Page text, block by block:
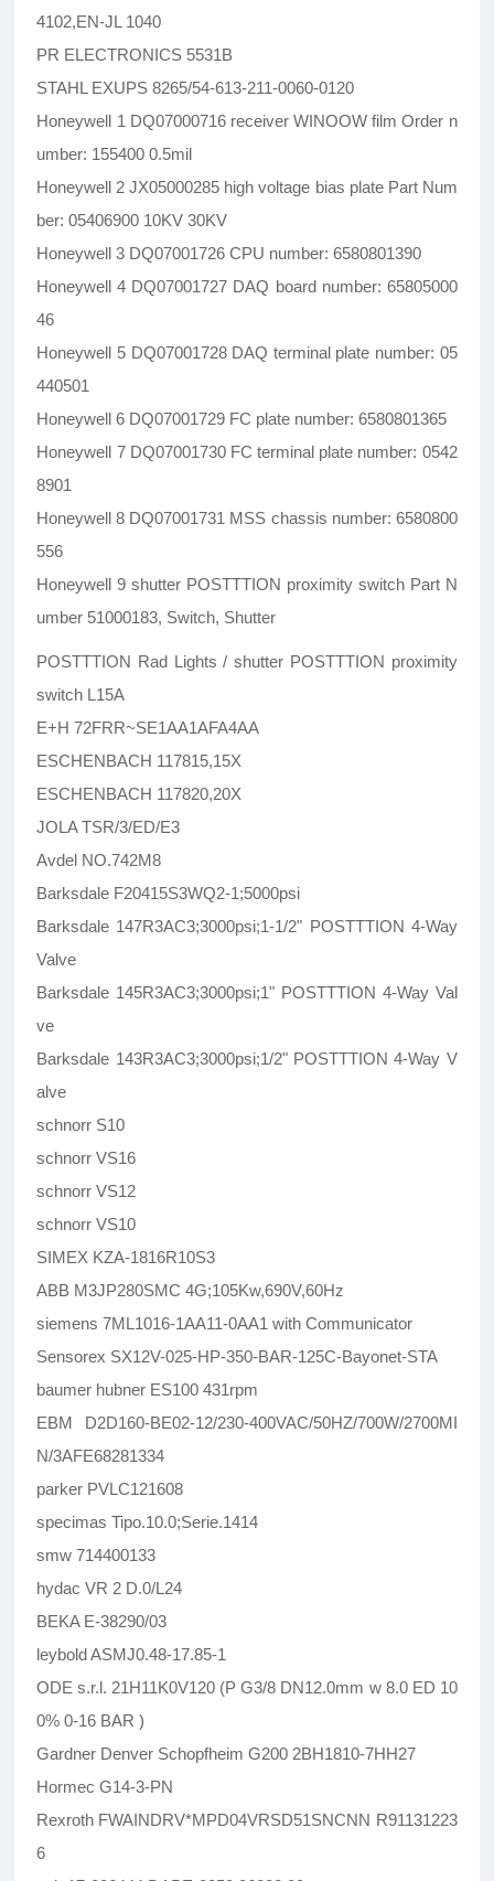
4102,EN-JL 1040
PR ELECTRONICS 5531B
STAHL EXUPS 8265/54-613-211-0060-0120
Honeywell 1 DQ07000716 receiver WINOOW film Order n
umber: 155400 0.5mil
Honeywell 2 JX05000285 high voltage bias plate Part Num
ber: 05406900 10KV 30KV
Honeywell 3 DQ07001726 CPU number: 6580801390
Honeywell 4 DQ07001727 DAQ board number: 65805000
46
Honeywell 5 DQ07001728 DAQ terminal plate number: 05
440501
Honeywell 6 DQ07001729 FC plate number: 6580801365
Honeywell 7 DQ07001730 FC terminal plate number: 0542
8901
Honeywell 8 DQ07001731 MSS chassis number: 6580800
556
Honeywell 9 shutter POSTTTION proximity switch Part N
umber 51000183, Switch, Shutter
POSTTTION Rad Lights / shutter POSTTTION proximity
switch L15A
E+H 72FRR~SE1AA1AFA4AA
ESCHENBACH 117815,15X
ESCHENBACH 117820,20X
JOLA TSR/3/ED/E3
Avdel NO.742M8
Barksdale F20415S3WQ2-1;5000psi
Barksdale 147R3AC3;3000psi;1-1/2" POSTTTION 4-Way
Valve
Barksdale 145R3AC3;3000psi;1" POSTTTION 4-Way Val
ve
Barksdale 143R3AC3;3000psi;1/2" POSTTTION 4-Way V
alve
schnorr S10
schnorr VS16
schnorr VS12
schnorr VS10
SIMEX KZA-1816R10S3
ABB M3JP280SMC 4G;105Kw,690V,60Hz
siemens 7ML1016-1AA11-0AA1 with Communicator
Sensorex SX12V-025-HP-350-BAR-125C-Bayonet-STA
baumer hubner ES100 431rpm
EBM D2D160-BE02-12/230-400VAC/50HZ/700W/2700MI
N/3AFE68281334
parker PVLC121608
specimas Tipo.10.0;Serie.1414
smw 714400133
hydac VR 2 D.0/L24
BEKA E-38290/03
leybold ASMJ0.48-17.85-1
ODE s.r.l. 21H11K0V120 (P G3/8 DN12.0mm w 8.0 ED 10
0% 0-16 BAR )
Gardner Denver Schopfheim G200 2BH1810-7HH27
Hormec G14-3-PN
Rexroth FWAINDRV*MPD04VRSD51SNCNN R91131223
6